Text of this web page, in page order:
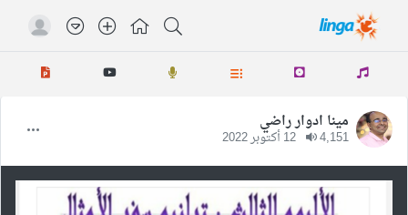
مينا ادوار راضي
4,151